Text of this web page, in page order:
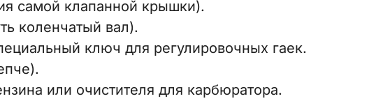
самой клапанной крышки).
коленчатый вал).
ключ для регулировочных гаек.
или очистителя для карбюратора.